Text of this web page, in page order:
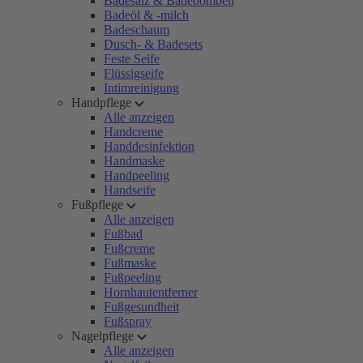
Badeöl & -milch
Badeschaum
Dusch- & Badesets
Feste Seife
Flüssigseife
Intimreinigung
Handpflege
Alle anzeigen
Handcreme
Handdesinfektion
Handmaske
Handpeeling
Handseife
Fußpflege
Alle anzeigen
Fußbad
Fußcreme
Fußmaske
Fußpeeling
Hornhautentferner
Fußgesundheit
Fußspray
Nagelpflege
Alle anzeigen